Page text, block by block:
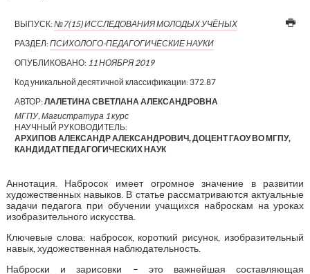
ВЫПУСК:№7(15) ИССЛЕДОВАНИЯ МОЛОДЫХ УЧЁНЫХ
РАЗДЕЛ:ПСИХОЛОГО-ПЕДАГОГИЧЕСКИЕ НАУКИ
ОПУБЛИКОВАНО: 11 НОЯБРЯ 2019
Код уникальной десятичной классификации: 372.87
АВТОР:ЛАЛЕТИНА СВЕТЛАНА АЛЕКСАНДРОВНА
МГПУ, Магистратура 1 курс
НАУЧНЫЙ РУКОВОДИТЕЛЬ:
АРХИПОВ АЛЕКСАНДР АЛЕКСАНДРОВИЧ, ДОЦЕНТ ГАОУ ВО МГПУ,
КАНДИДАТ ПЕДАГОГИЧЕСКИХ НАУК
Аннотация. Набросок имеет огромное значение в развитии
художественных навыков. В статье рассматриваются актуальные
задачи педагога при обучении учащихся наброскам на уроках
изобразительного искусства.
Ключевые слова: набросок, короткий рисунок, изобразительный
навык, художественная наблюдательность.
Наброски и зарисовки – это важнейшая составляющая